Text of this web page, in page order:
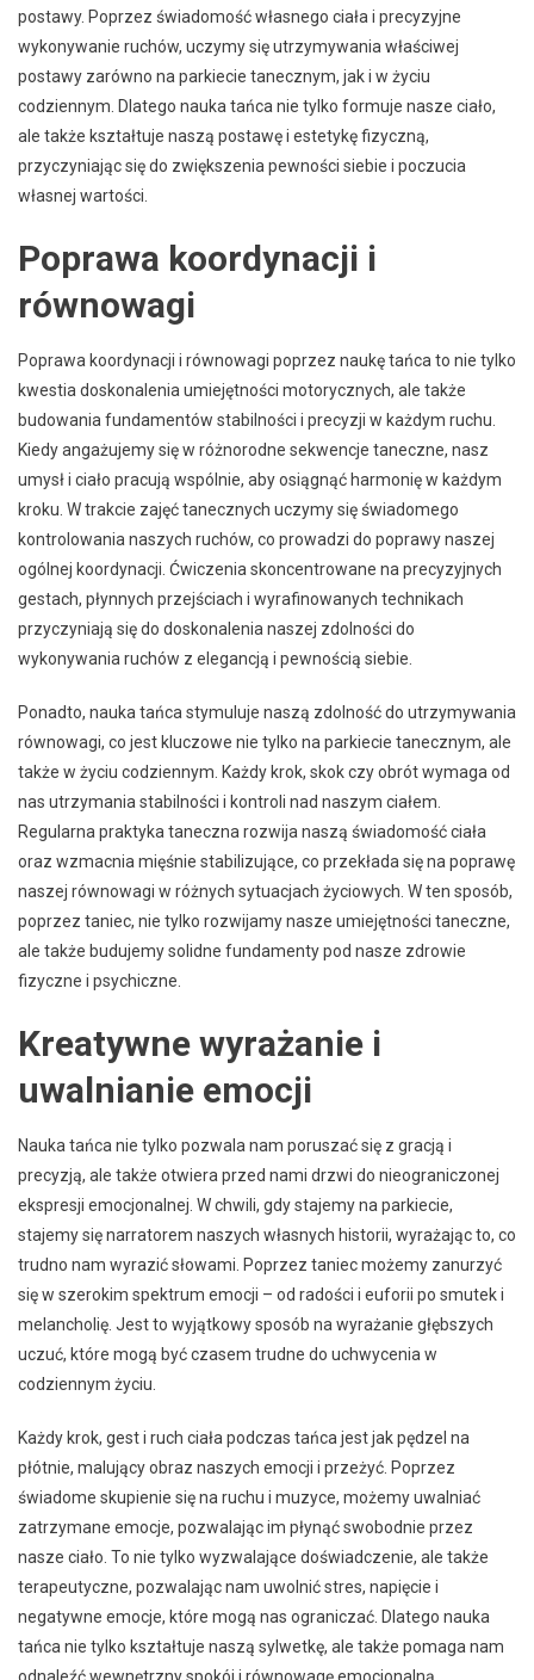
postawy. Poprzez świadomość własnego ciała i precyzyjne
wykonywanie ruchów, uczymy się utrzymywania właściwej
postawy zarówno na parkiecie tanecznym, jak i w życiu
codziennym. Dlatego nauka tańca nie tylko formuje nasze ciało,
ale także kształtuje naszą postawę i estetykę fizyczną,
przyczyniając się do zwiększenia pewności siebie i poczucia
własnej wartości.
Poprawa koordynacji i
równowagi
Poprawa koordynacji i równowagi poprzez naukę tańca to nie tylko
kwestia doskonalenia umiejętności motorycznych, ale także
budowania fundamentów stabilności i precyzji w każdym ruchu.
Kiedy angażujemy się w różnorodne sekwencje taneczne, nasz
umysł i ciało pracują wspólnie, aby osiągnąć harmonię w każdym
kroku. W trakcie zajęć tanecznych uczymy się świadomego
kontrolowania naszych ruchów, co prowadzi do poprawy naszej
ogólnej koordynacji. Ćwiczenia skoncentrowane na precyzyjnych
gestach, płynnych przejściach i wyrafinowanych technikach
przyczyniają się do doskonalenia naszej zdolności do
wykonywania ruchów z elegancją i pewnością siebie.
Ponadto, nauka tańca stymuluje naszą zdolność do utrzymywania
równowagi, co jest kluczowe nie tylko na parkiecie tanecznym, ale
także w życiu codziennym. Każdy krok, skok czy obrót wymaga od
nas utrzymania stabilności i kontroli nad naszym ciałem.
Regularna praktyka taneczna rozwija naszą świadomość ciała
oraz wzmacnia mięśnie stabilizujące, co przekłada się na poprawę
naszej równowagi w różnych sytuacjach życiowych. W ten sposób,
poprzez taniec, nie tylko rozwijamy nasze umiejętności taneczne,
ale także budujemy solidne fundamenty pod nasze zdrowie
fizyczne i psychiczne.
Kreatywne wyrażanie i
uwalnianie emocji
Nauka tańca nie tylko pozwala nam poruszać się z gracją i
precyzją, ale także otwiera przed nami drzwi do nieograniczonej
ekspresji emocjonalnej. W chwili, gdy stajemy na parkiecie,
stajemy się narratorem naszych własnych historii, wyrażając to, co
trudno nam wyrazić słowami. Poprzez taniec możemy zanurzyć
się w szerokim spektrum emocji – od radości i euforii po smutek i
melancholię. Jest to wyjątkowy sposób na wyrażanie głębszych
uczuć, które mogą być czasem trudne do uchwycenia w
codziennym życiu.
Każdy krok, gest i ruch ciała podczas tańca jest jak pędzel na
płótnie, malujący obraz naszych emocji i przeżyć. Poprzez
świadome skupienie się na ruchu i muzyce, możemy uwalniać
zatrzymane emocje, pozwalając im płynąć swobodnie przez
nasze ciało. To nie tylko wyzwalające doświadczenie, ale także
terapeutyczne, pozwalając nam uwolnić stres, napięcie i
negatywne emocje, które mogą nas ograniczać. Dlatego nauka
tańca nie tylko kształtuje naszą sylwetkę, ale także pomaga nam
odnaleźć wewnętrzny spokój i równowagę emocjonalną.